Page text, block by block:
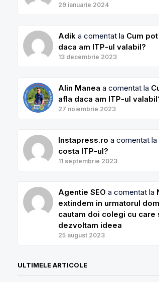
29 ianuarie 2024
Adik a comentat la Cum
daca am ITP-ul valabil?
13 decembrie 2023
Alin Manea a comentat la
afla daca am ITP-ul
27 noiembrie 2023
Instapress.ro a comentat la
costa ITP-ul?
11 septembrie 2023
Agentie SEO a comentat la
extindem in urmatorul
cautam doi colegi cu care
dezvoltam ideea
25 august 2023
ULTIMELE ARTICOLE